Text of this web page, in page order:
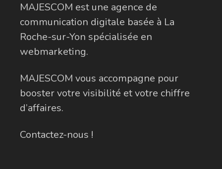
MAJESCOM est une agence de
communication digitale basée à La
Roche-sur-Yon spécialisée en
webmarketing.
MAJESCOM vous accompagne pour
booster votre visibilité et votre chiffre
d’affaires.
Contactez-nous !